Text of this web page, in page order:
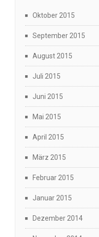
Oktober 2015
September 2015
August 2015
Juli 2015
Juni 2015
Mai 2015
April 2015
März 2015
Februar 2015
Januar 2015
Dezember 2014